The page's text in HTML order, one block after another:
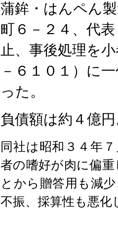
蒲鉾・はんペん
町６－２４、代
止、事後処理を
－６１０１）に
った。
負債額は約４億
同社は昭和３４年
者の嗜好が肉に偏
とから贈答用も減
不振、採算性も悪化